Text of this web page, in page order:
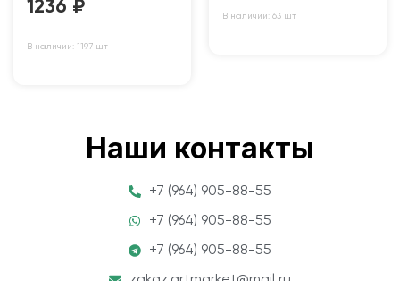
1236 ₽
В наличии: 1197 шт
В наличии: 63 шт
Наши контакты
+7 (964) 905-88-55
+7 (964) 905-88-55
+7 (964) 905-88-55